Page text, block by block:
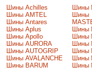
Шины Achilles
Шины AMTEL
Шины Antares
Шины Aplus
Шины Apollo
Шины AURORA
Шины AUTOGRIP
Шины AVALANCHE
Шины BARUM
Шины
Шины
Шины
Шины
Шины
Шины
Шины
Шины